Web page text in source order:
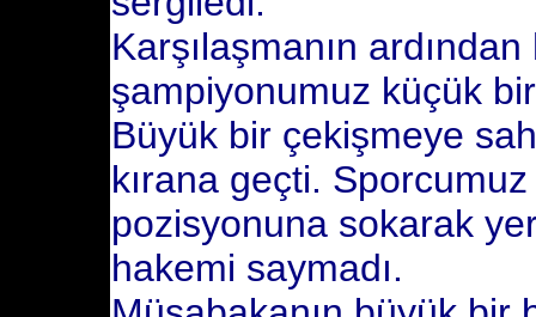
Karşılaşmanın
şampiyonumuz küçük
Büyük bir çekişmeye
kırana geçti.
pozisyonuna sokarak
hakemi saymadı.